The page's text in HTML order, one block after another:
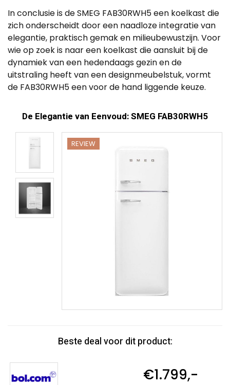
In conclusie is de SMEG FAB30RWH5 een koelkast die
zich onderscheidt door een naadloze integratie van
elegantie, praktisch gemak en milieubewustzijn. Voor
wie op zoek is naar een koelkast die aansluit bij de
dynamiek van een hedendaags gezin en de
uitstraling heeft van een designmeubelstuk, vormt
de FAB30RWH5 een voor de hand liggende keuze.
De Elegantie van Eenvoud: SMEG FAB30RWH5
REVIEW
Beste deal voor dit product:
€1.799,-